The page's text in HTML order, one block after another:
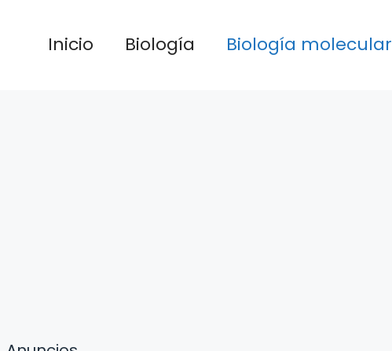
Inicio Biología Biología molecular